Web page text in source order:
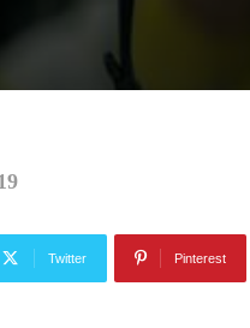
Twitter Pinterest